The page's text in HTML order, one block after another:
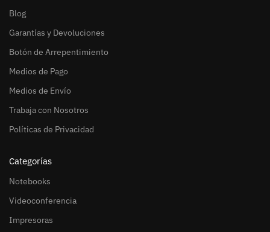
Blog
Garantías y Devoluciones
Botón de Arrepentimiento
Medios de Pago
Medios de Envío
Trabaja con Nosotros
Políticas de Privacidad
Categorías
Notebooks
Videoconferencia
Impresoras